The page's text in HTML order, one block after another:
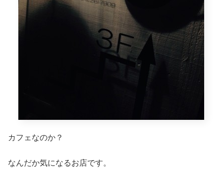
カフェなのか？
なんだか気になるお店です。